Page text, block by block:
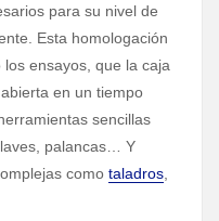
para su nivel de
Esta homologación
ensayos, que la caja
en un tiempo
sencillas
palancas… Y
como taladros,